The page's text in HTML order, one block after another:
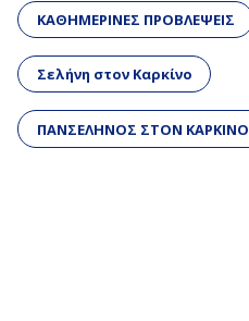
ΚΑΘΗΜΕΡΙΝΕΣ ΠΡΟΒΛΕΨΕΙΣ
Σελήνη στον Καρκίνο
ΠΑΝΣΕΛΗΝΟΣ ΣΤΟΝ ΚΑΡΚΙΝΟ